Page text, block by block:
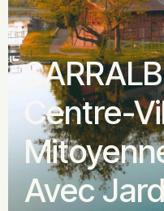
Centre-
Avec